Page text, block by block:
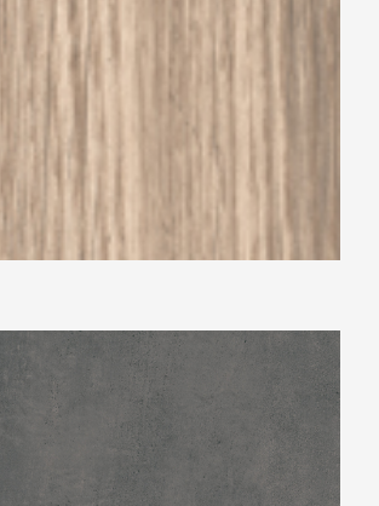
Provenza Negro